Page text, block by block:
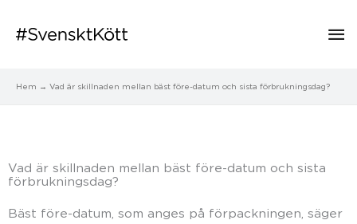
Hem Vad är skillnaden mellan bäst före-datum och sista förbrukningsdag?
Vad är skillnaden mellan bäst före-datum och sista
förbrukningsdag?
Bäst före-datum, som anges på förpackningen, säger